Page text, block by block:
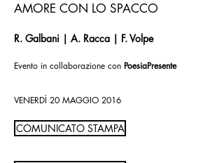
AMORE CON LO SPACCO
R. Galbani | A. Racca | F. Volpe
Evento in collaborazione con PoesiaPresente
VENERDÌ 20 MAGGIO 2016
COMUNICATO STAMPA